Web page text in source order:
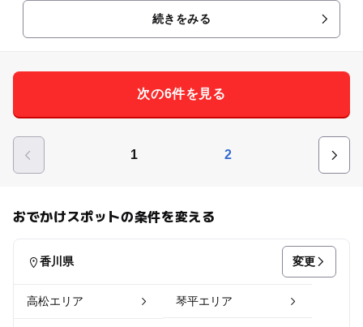
続きをみる
次の6件を見る
1 2
おでかけスポットの条件を変える
香川県 変更
高松エリア 琴平エリア